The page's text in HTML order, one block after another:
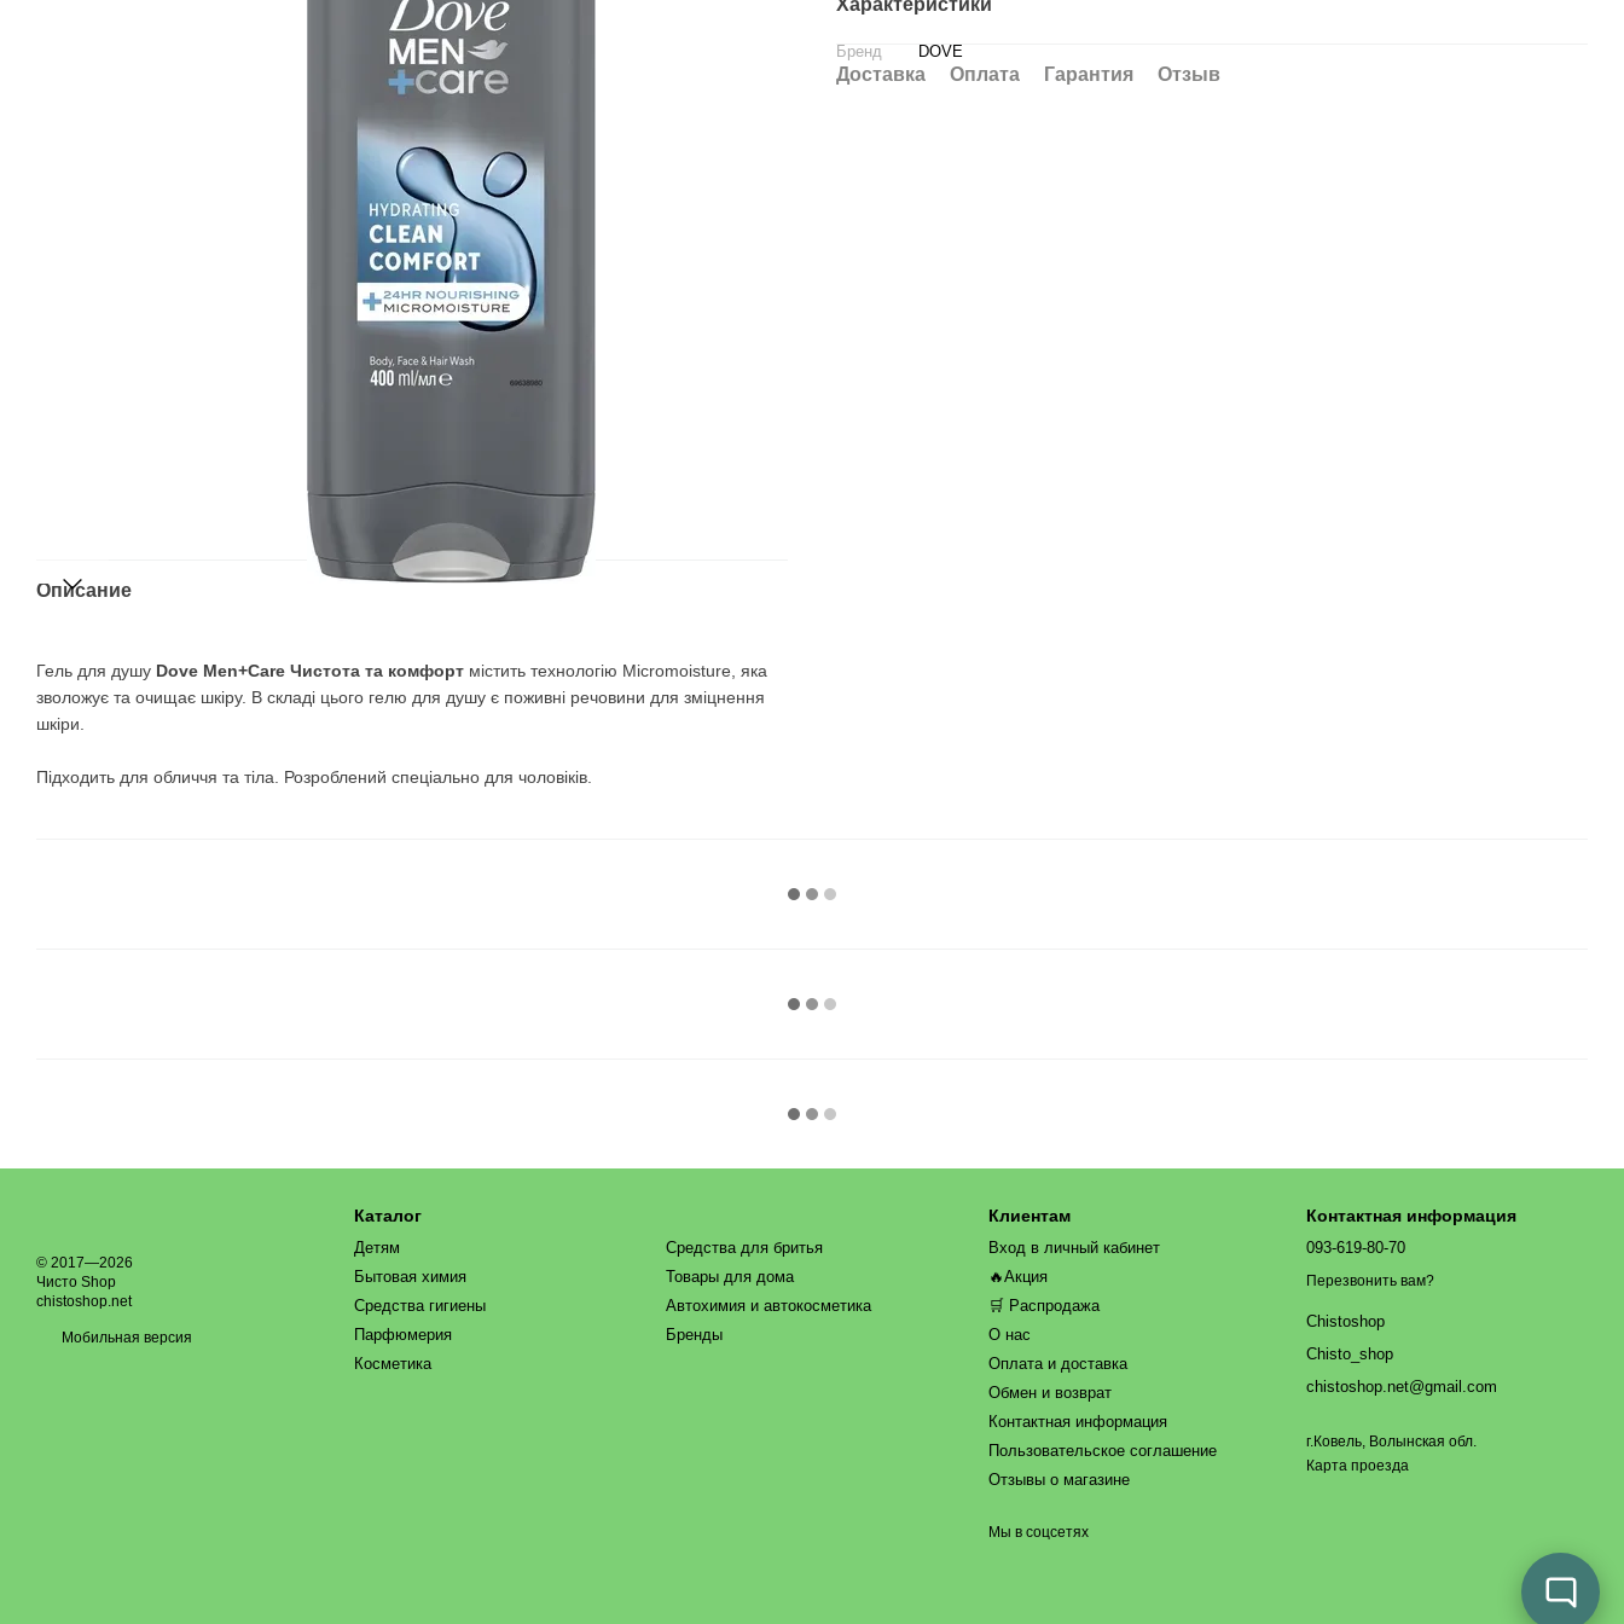
Описание
Гель для душу Dove Men+Care Чистота та комфорт містить технологію Micromoisture, яка
зволожує та очищає шкіру. В складі цього гелю для душу є поживні речовини для зміцнення
шкіри.
Підходить для обличчя та тіла. Розроблений спеціально для чоловіків.
Характеристики
Бренд DOVE
Доставка Оплата Гарантия Отзыв
© 2017—2026
Чисто Shop
chistoshop.net
Мобильная версия
Каталог
Детям
Бытовая химия
Средства гигиены
Парфюмерия
Косметика
Средства для бритья
Товары для дома
Автохимия и автокосметика
Бренды
Клиентам
Вход в личный кабинет
🔥Акция
🛒 Распродажа
О нас
Оплата и доставка
Обмен и возврат
Контактная информация
Пользовательское соглашение
Отзывы о магазине
Мы в соцсетях
Контактная информация
093-619-80-70
Перезвонить вам?
Chistoshop
Chisto_shop
chistoshop.net@gmail.com
г.Ковель, Волынская обл.
Карта проезда